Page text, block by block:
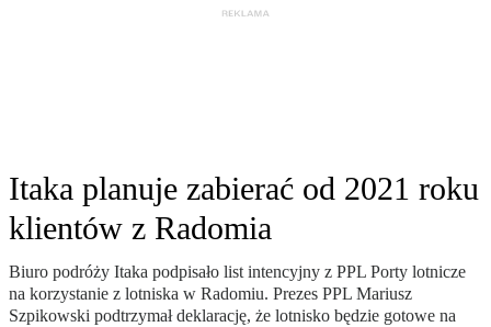
Itaka planuje zabierać od 2021 roku
klientów z Radomia
Biuro podróży Itaka podpisało list intencyjny z PPL Porty lotnicze
na korzystanie z lotniska w Radomiu. Prezes PPL Mariusz
Szpikowski podtrzymał deklarację, że lotnisko będzie gotowe na